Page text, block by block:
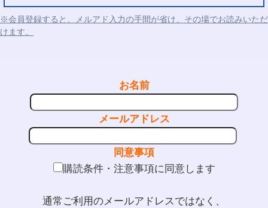
※会員登録すると、メルアド入力の手間が省け、その場でお読みいただ
けます。
お名前
メールアドレス
同意事項
購読条件・注意事項に同意します
通常ご利用のメールアドレスではなく、